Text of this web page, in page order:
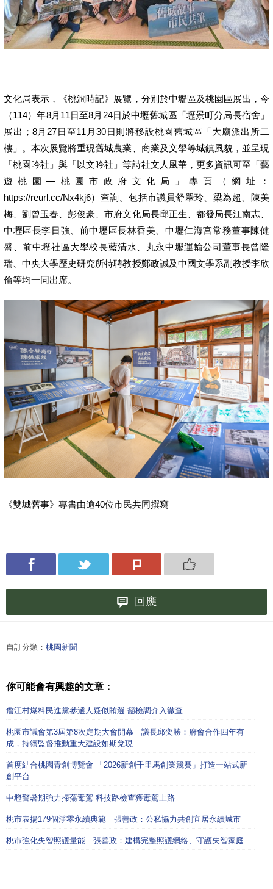
文化局表示，《桃澗時記》展覽，分別於中壢區及桃園區展出，今
（114）年8月11日至8月24日於中壢舊城區「壢景町分局長宿舍」
展出；8月27日至11月30日則將移設桃園舊城區「大廟派出所二
樓」。本次展覽將重現舊城農業、商業及文學等城鎮風貌，並呈現
「桃園吟社」與「以文吟社」等詩社文人風華，更多資訊可至「藝
遊桃園—桃園市政府文化局」專頁（網址：
https://reurl.cc/Nx4kj6）查詢。包括市議員舒翠玲、梁為超、陳美
梅、劉曾玉春、彭俊豪、市府文化局長邱正生、都發局長江南志、
中壢區長李日強、前中壢區長林香美、中壢仁海宮常務董事陳健
盛、前中壢社區大學校長藍清水、丸永中壢運輸公司董事長曾隆
瑞、中央大學歷史研究所特聘教授鄭政誠及中國文學系副教授李欣
倫等均一同出席。
《雙城舊事》專書由逾40位市民共同撰寫
回應
自訂分類： 桃園新聞
你可能會有興趣的文章：
詹江村爆料民進黨參選人疑似賄選 籲檢調介入徹查
桃園市議會第3屆第8次定期大會開幕 議長邱奕勝：府會合作四年有
成，持續監督推動重大建設如期兌現
首度結合桃園青創博覽會 「2026新創千里馬創業競賽」打造一站式新
創平台
中壢警暑期強力掃蕩毒駕 科技路檢查獲毒駕上路
桃市表揚179個淨零永續典範 張善政：公私協力共創宜居永續城市
桃市強化失智照護量能 張善政：建構完整照護網絡、守護失智家庭